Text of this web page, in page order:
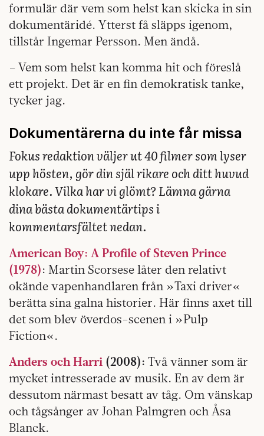
formulär där vem som helst kan skicka in sin
dokumentäridé. Ytterst få släpps igenom,
tillstår Ingemar Persson. Men ändå.
– Vem som helst kan komma hit och föreslå
ett projekt. Det är en fin demokratisk tanke,
tycker jag.
Dokumentärerna du inte får missa
Fokus redaktion väljer ut 40 filmer som lyser
upp hösten, gör din själ rikare och ditt huvud
klokare. Vilka har vi glömt? Lämna gärna
dina bästa dokumentärtips i
kommentarsfältet nedan.
American Boy: A Profile of Steven Prince
(1978): Martin Scorsese låter den relativt
okände vapenhandlaren från »Taxi driver«
berätta sina galna historier. Här finns axet till
det som blev överdos-scenen i »Pulp
Fiction«.
Anders och Harri (2008): Två vänner som är
mycket intresserade av musik. En av dem är
dessutom närmast besatt av tåg. Om vänskap
och tågsånger av Johan Palmgren och Åsa
Blanck.